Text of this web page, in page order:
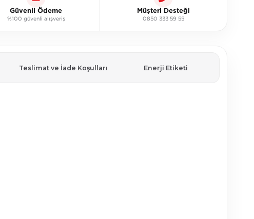
Güvenli Ödeme
%100 güvenli alışveriş
Müşteri Desteği
0850 333 59 55
Teslimat ve İade Koşulları Enerji Etiketi